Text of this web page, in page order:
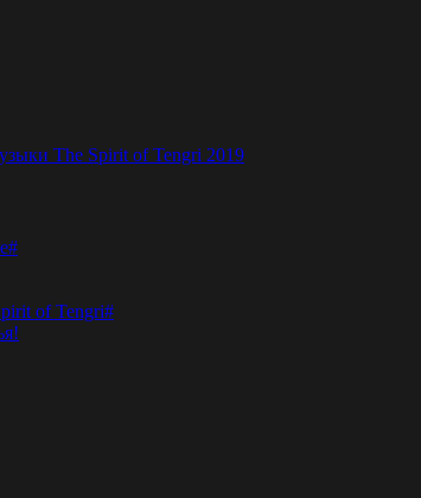
The Spirit of Tengri 2019
of Tengri#